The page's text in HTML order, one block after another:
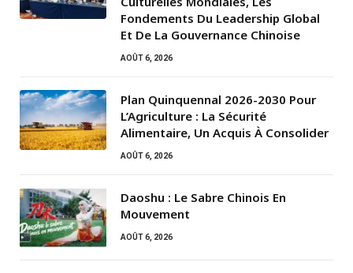
Fondements Du Leadership Global
Et De La Gouvernance Chinoise
AOÛT 6, 2026
Plan Quinquennal 2026-2030 Pour
L’Agriculture : La Sécurité
Alimentaire, Un Acquis À Consolider
AOÛT 6, 2026
Daoshu : Le Sabre Chinois En
Mouvement
AOÛT 6, 2026